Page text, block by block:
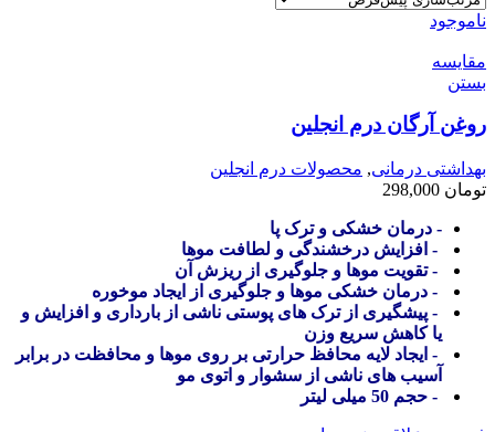
ناموجود
مقایسه
بستن
روغن آرگان درم انجلین
بهداشتی درمانی, محصولات درم انجلین
تومان
- درمان خشکی و ترک پا
- افزایش درخشندگی و لطافت موها
- تقویت موها و جلوگیری از ریزش آن
- درمان خشکی موها و جلوگیری از ایجاد موخوره
- پیشگیری از ترک های پوستی ناشی از بارداری و افزایش و
یا کاهش سریع وزن
- ایجاد لایه محافظ حرارتی بر روی موها و محافظت در برابر
آسیب های ناشی از سشوار و اتوی مو
- حجم 50 میلی لیتر